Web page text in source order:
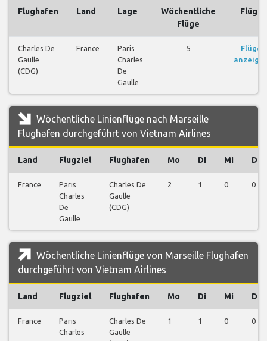
Flughafen Land Lage
Wöchentliche
Flüge
Flüge
Charles De
Gaulle
(CDG)
France
Paris
Charles
De
Gaulle
5
Flüge
Wöchentliche Linienflüge nach Marseille
Flughafen durchgeführt von Vietnam Airlines
Land Flugziel Flughafen Mo Di Mi Do
France
Paris
Charles
De
Gaulle
Charles De
Gaulle
(CDG)
2 1 0 0
Wöchentliche Linienflüge von Marseille Flughafen
durchgeführt von Vietnam Airlines
Land Flugziel Flughafen Mo Di Mi Do
France
Paris
Charles
Charles De
Gaulle
1 1 0 0